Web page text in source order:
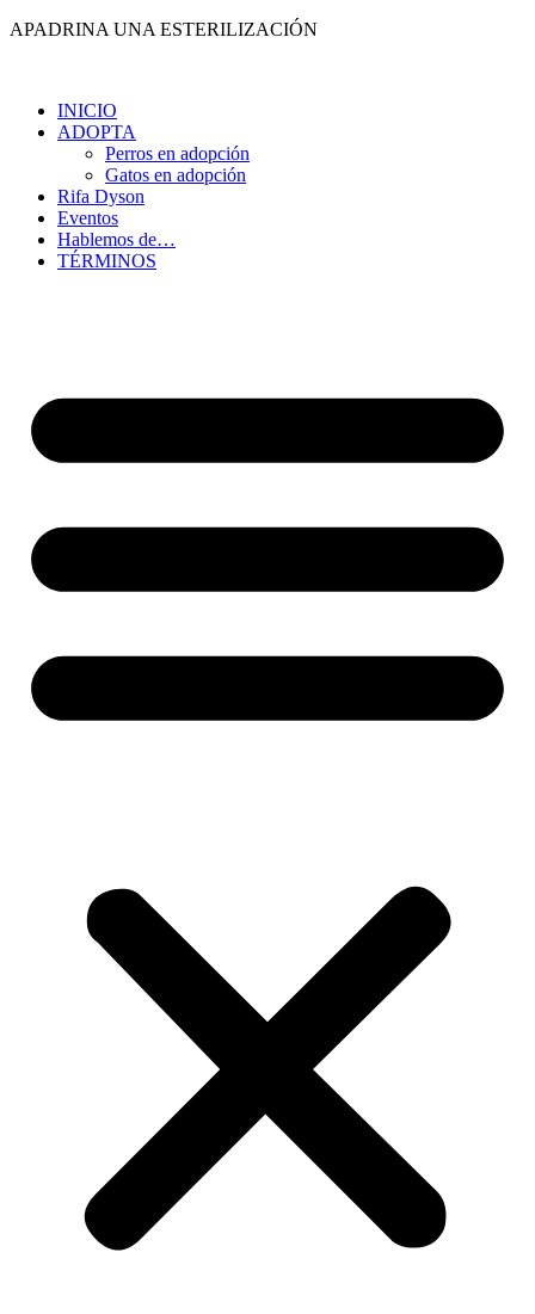
Ir
APADRINA UNA ESTERILIZACIÓN
INICIO
ADOPTA
Perros en adopción
Gatos en adopción
Rifa Dyson
Eventos
Hablemos de…
TÉRMINOS